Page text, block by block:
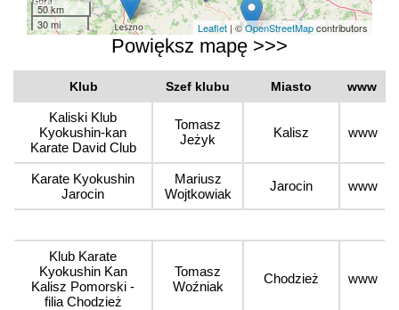
50 km
30 mi
Leaflet | ©OpenStreetMapcontributors
Powiększ mapę >>>
Klub Szef klubu Miasto www
Kaliski Klub
Kyokushin-kan
Karate David Club
Tomasz
Jeżyk
Kalisz www
Karate Kyokushin
Jarocin
Mariusz
Wojtkowiak
Jarocin www
Klub Karate
Kyokushin Kan
Kalisz Pomorski -
filia Chodzież
Tomasz
Woźniak
Chodzież www